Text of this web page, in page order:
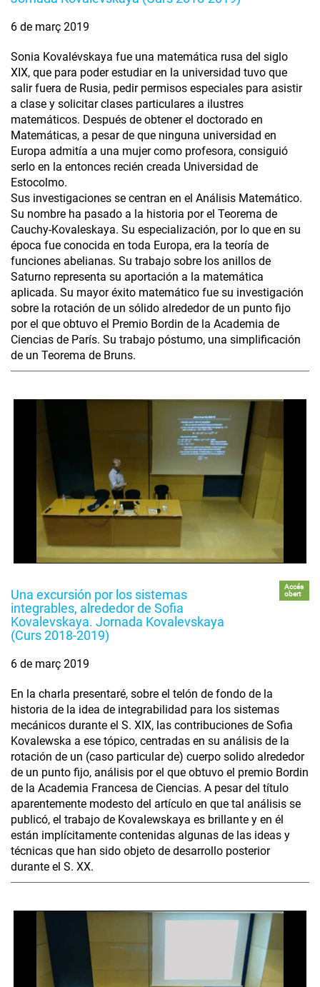
6 de març 2019
Sonia Kovalévskaya fue una matemática rusa del siglo
XIX, que para poder estudiar en la universidad tuvo que
salir fuera de Rusia, pedir permisos especiales para asistir
a clase y solicitar clases particulares a ilustres
matemáticos. Después de obtener el doctorado en
Matemáticas, a pesar de que ninguna universidad en
Europa admitía a una mujer como profesora, consiguió
serlo en la entonces recién creada Universidad de
Estocolmo.
Sus investigaciones se centran en el Análisis Matemático.
Su nombre ha pasado a la historia por el Teorema de
Cauchy-Kovaleskaya. Su especialización, por lo que en su
época fue conocida en toda Europa, era la teoría de
funciones abelianas. Su trabajo sobre los anillos de
Saturno representa su aportación a la matemática
aplicada. Su mayor éxito matemático fue su investigación
sobre la rotación de un sólido alrededor de un punto fijo
por el que obtuvo el Premio Bordin de la Academia de
Ciencias de París. Su trabajo póstumo, una simplificación
de un Teorema de Bruns.
Una excursión por los sistemas
integrables, alrededor de Sofia
Kovalevskaya. Jornada Kovalevskaya
(Curs 2018-2019)
Accés
obert
6 de març 2019
En la charla presentaré, sobre el telón de fondo de la
historia de la idea de integrabilidad para los sistemas
mecánicos durante el S. XIX, las contribuciones de Sofia
Kovalewska a ese tópico, centradas en su análisis de la
rotación de un (caso particular de) cuerpo solido alrededor
de un punto fijo, análisis por el que obtuvo el premio Bordin
de la Academia Francesa de Ciencias. A pesar del título
aparentemente modesto del artículo en que tal análisis se
publicó, el trabajo de Kovalewskaya es brillante y en él
están implícitamente contenidas algunas de las ideas y
técnicas que han sido objeto de desarrollo posterior
durante el S. XX.